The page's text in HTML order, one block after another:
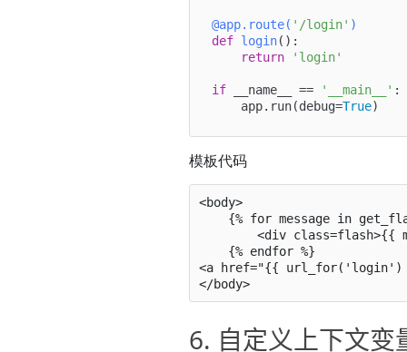
@app.route( '/login' )
def login():
return
'login'
if __name__ == '__main__' :
    app.run(debug=
True
模板代码
<body>
        <div class=flash>{{ message }}</div>
<a href="{{ url_for('login')
6. 自定义上下文变